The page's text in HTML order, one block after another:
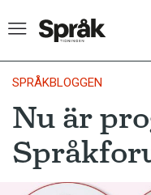
Hem
Artiklar
Krönikor
SPRÅKBLOGGEN
Nu är